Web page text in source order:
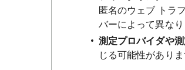
匿名のウェブ トラ
バーによって異なり
測定プロバイダや
じる可能性がありま